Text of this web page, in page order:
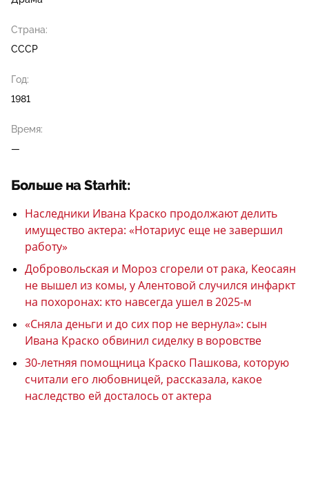
Страна:
СССР
Год:
1981
Время:
—
Больше на Starhit:
Наследники Ивана Краско продолжают делить
имущество актера: «Нотариус еще не завершил
работу»
Добровольская и Мороз сгорели от рака, Кеосаян
не вышел из комы, у Алентовой случился инфаркт
на похоронах: кто навсегда ушел в 2025-м
«Сняла деньги и до сих пор не вернула»: сын
Ивана Краско обвинил сиделку в воровстве
30-летняя помощница Краско Пашкова, которую
считали его любовницей, рассказала, какое
наследство ей досталось от актера